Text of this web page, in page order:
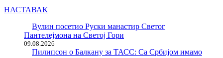
НАСТАВАК
Вулин посетио Руски манастир Светог
Пантелејмона на Светој Гори
09.08.2026
Пилипсон о Балкану за ТАСС: Са Србијом имамо